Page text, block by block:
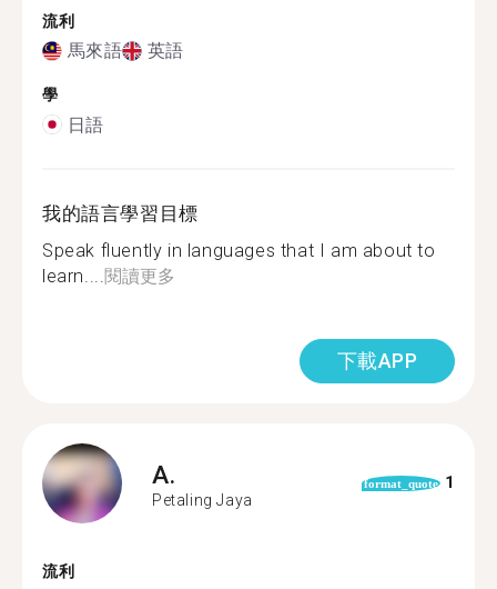
流利
馬來語 英語
學
日語
我的語言學習目標
Speak fluently in languages that I am about to
learn.... 閱讀更多
下載APP
A.
Petaling Jaya
format_quote 1
流利